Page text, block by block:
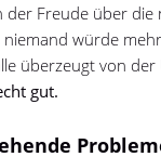
der Freude über die
niemand würde
überzeugt von
gut.